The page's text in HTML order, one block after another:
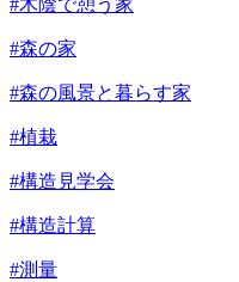
#木陰で憩う家
#森の家
#森の風景と暮らす家
#植栽
#構造見学会
#構造計算
#測量